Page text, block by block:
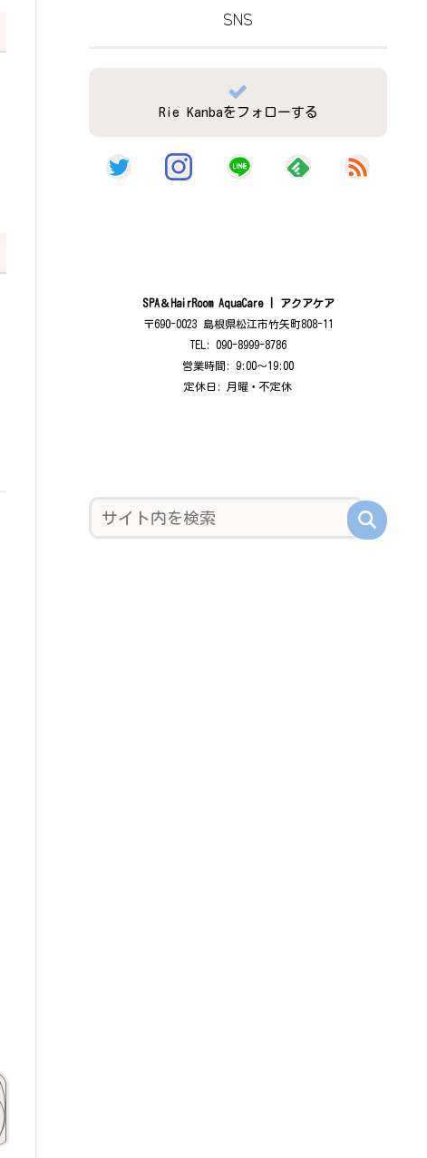
SNS
Rie Kanbaをフォローする
SPA＆HairRoom AquaCare | アクアケア
〒690-0023 島根県松江市竹矢町808-11
TEL: 090-8999-8786
営業時間: 9:00〜19:00
定休日: 月曜・不定休